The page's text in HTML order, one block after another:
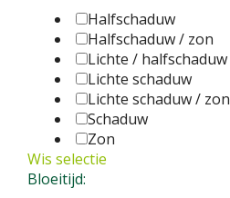
Halfschaduw
Halfschaduw / zon
Lichte / halfschaduw
Lichte schaduw
Lichte schaduw / zon
Schaduw
Zon
Wis selectie
Bloeitijd: